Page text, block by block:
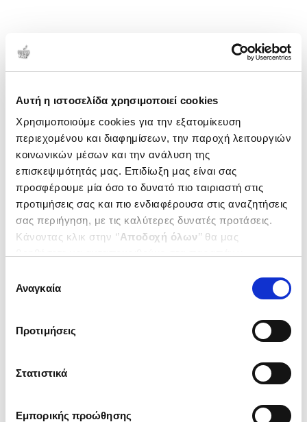
Αυτή η ιστοσελίδα χρησιμοποιεί cookies
Χρησιμοποιούμε cookies για την εξατομίκευση
περιεχομένου και διαφημίσεων, την παροχή λειτουργιών
κοινωνικών μέσων και την ανάλυση της
επισκεψιμότητάς μας. Επιδίωξη μας είναι σας
προσφέρουμε μία όσο το δυνατό πιο ταιριαστή στις
προτιμήσεις σας και πιο ενδιαφέρουσα στις αναζητήσεις
σας περιήγηση, με τις καλύτερες δυνατές προτάσεις.
Κάνοντας κλικ στην ‘’Αποδοχή όλων’’ θα μας
ενδιαφέρουν και να επιλέξετε από τα παρακάτω με την
΄΄και να ενημερωθείτε σχετικά με
συγκατάθεσης
Αναγκαία
Προτιμήσεις
Στατιστικά
Εμπορικής προώθησης